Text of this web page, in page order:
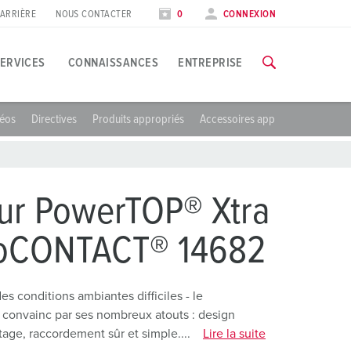
NOUS CONTACTER 0 CONNEXION
automobile
logistiques
de données
VERS LES FORMATIONS
CONNAISSANCES ENTREPRISE
Directives Produits appropriés Accessoires appropriés
PowerTOP® Xtra
14682
conditions ambiantes difficiles - le
par ses nombreux atouts : design
raccordement sûr et simple....
Lire la suite